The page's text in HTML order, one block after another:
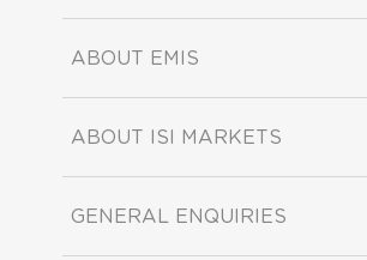
ABOUT EMIS
ABOUT ISI MARKETS
GENERAL ENQUIRIES